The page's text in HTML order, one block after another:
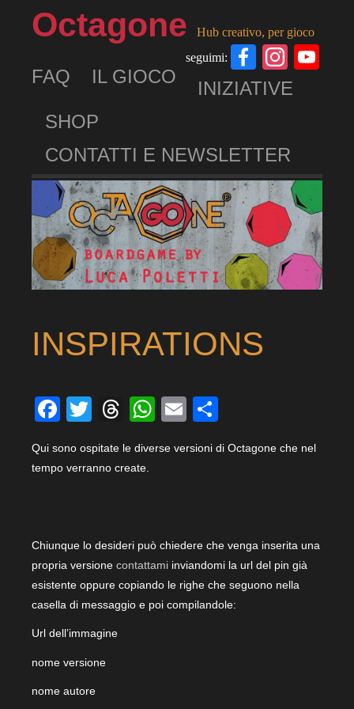
Octagone
Hub creativo, per gioco
seguimi:
Facebook
FAQ IL GIOCO
INIZIATIVE
SHOP
CONTATTI E NEWSLETTER
INSPIRATIONS
Facebook
TwitterThreads
WhatsApp
Email
Qui sono ospitate le diverse versioni di Octagone che nel
tempo verranno create.
Chiunque lo desideri può chiedere che venga inserita una
propria versione contattami inviandomi la url del pin già
esistente oppure copiando le righe che seguono nella
casella di messaggio e poi compilandole:
Url dell’immagine
nome versione
nome autore